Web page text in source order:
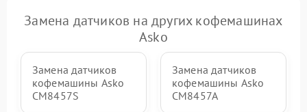
Замена датчиков на других кофемашинах
Asko
Замена датчиков
кофемашины Asko
CM8457S
Замена датчиков
кофемашины Asko
CM8457A